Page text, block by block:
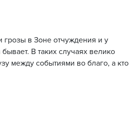
в Зоне отчуждения и у
В таких случаях велико
между событиями во благо, а кто